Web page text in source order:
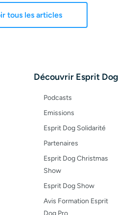
Découvrir Esprit Dog
Podcasts
Emissions
Esprit Dog Solidarité
Partenaires
Esprit Dog Christmas
Show
Esprit Dog Show
Avis Formation Esprit
Dog Pro
tous les articles